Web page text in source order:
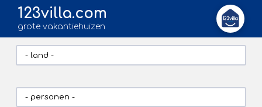
123villa.com
grote vakantiehuizen